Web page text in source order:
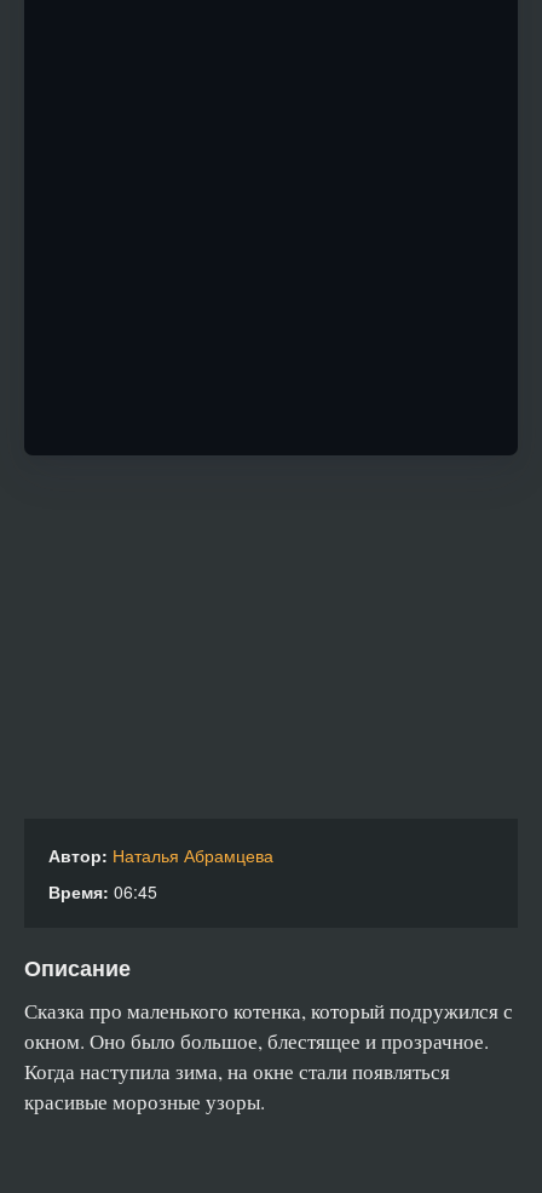
Автор: Наталья Абрамцева
Время: 06:45
Описание
Сказка про маленького котенка, который подружился с
окном. Оно было большое, блестящее и прозрачное.
Когда наступила зима, на окне стали появляться
красивые морозные узоры.